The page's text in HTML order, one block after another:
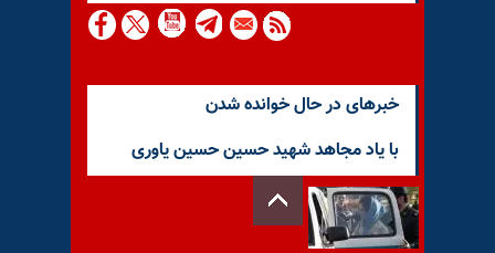
خبرهای در حال خوانده شدن
با یاد مجاهد شهید حسین حسین یاوری